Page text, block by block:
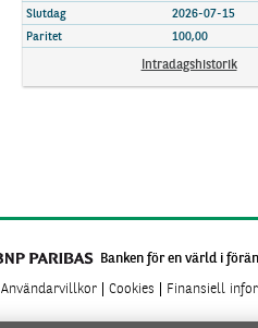
Slutdag
2026-07-15
Paritet
100,00
Intradagshistorik
Banken för en värld i
Användarvillkor Cookies Finansiell